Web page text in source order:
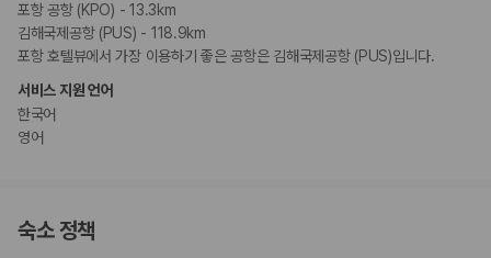
포항 공항 (KPO) - 13.3km
김해국제공항 (PUS) - 118.9km
포항 호텔뷰에서 가장 이용하기 좋은 공항은 김해국제공항 (PUS)입니다.
서비스 지원 언어
한국어
영어
숙소 정책